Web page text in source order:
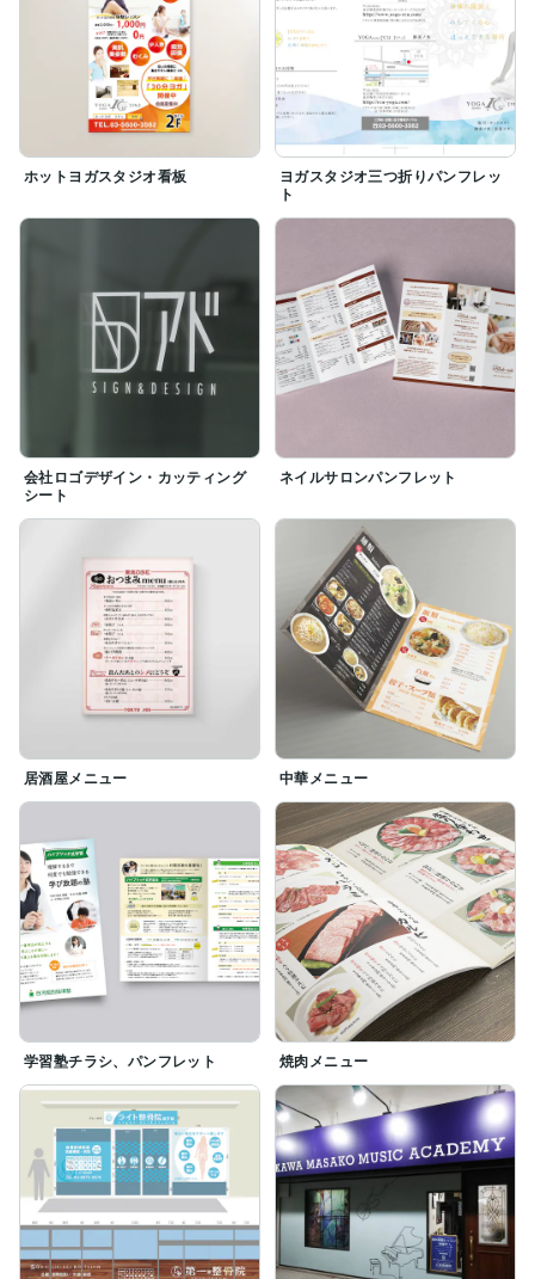
ホットヨガスタジオ看板
ヨガスタジオ三つ折りパンフレッ
ト
会社ロゴデザイン・カッティング
シート
ネイルサロンパンフレット
居酒屋メニュー 中華メニュー
学習塾チラシ、パンフレット 焼肉メニュー